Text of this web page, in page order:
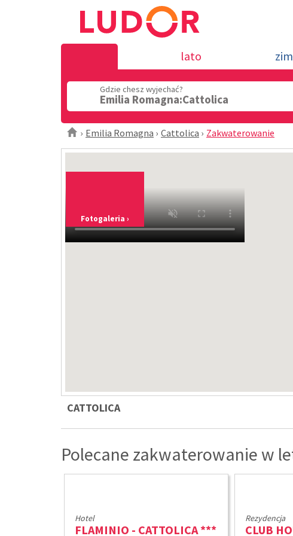
Fotogaleria ›
lato
Gdzie chesz wyjechać?
Emilia Romagna:Cattolica
Emilia Romagna Cattolica Zakwaterowanie
CATTOLICA
Polecane zakwaterowanie w
Hotel
FLAMINIO - CATTOLICA ***
Rezydencja
CLUB